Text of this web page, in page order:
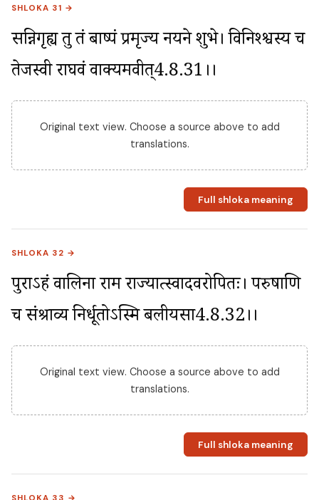
SHLOKA 31 →
सन्निगृह्य तु तं बाष्पं प्रमृज्य नयने शुभे। विनिश्श्वस्य च
तेजस्वी राघवं वाक्यमब्रवीत्4.8.31।।
Original text view. Choose a source above to add
translations.
Full shloka meaning
SHLOKA 32 →
पुराऽहं वालिना राम राज्यात्स्वादवरोपितः। परुषाणि
च संश्राव्य निर्धूतोऽस्मि बलीयसा4.8.32।।
Original text view. Choose a source above to add
translations.
Full shloka meaning